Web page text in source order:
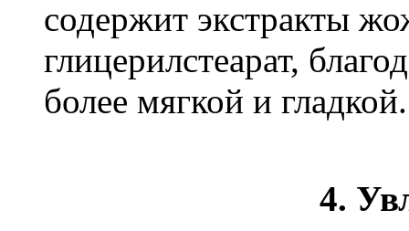
содержит экстракты
глицерилстеарат,
более мягкой и гладкой.
4.